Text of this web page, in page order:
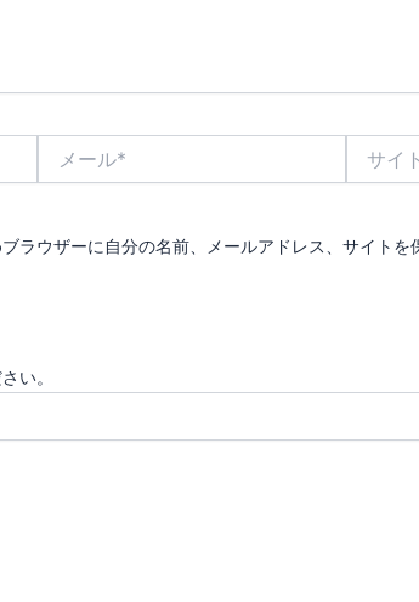
ラウザーに自分の名前、メールアドレス、サイトを
い。